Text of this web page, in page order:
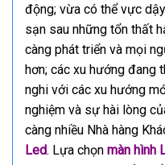
động; vừa có thể vực
sạn sau những tổn thất
càng phát triển và mọi
hơn; các xu hướng đang
nghi với các xu hướng
nghiệm và sự hài lòng
càng nhiều Nhà hàng
Led. Lựa chọn màn hình